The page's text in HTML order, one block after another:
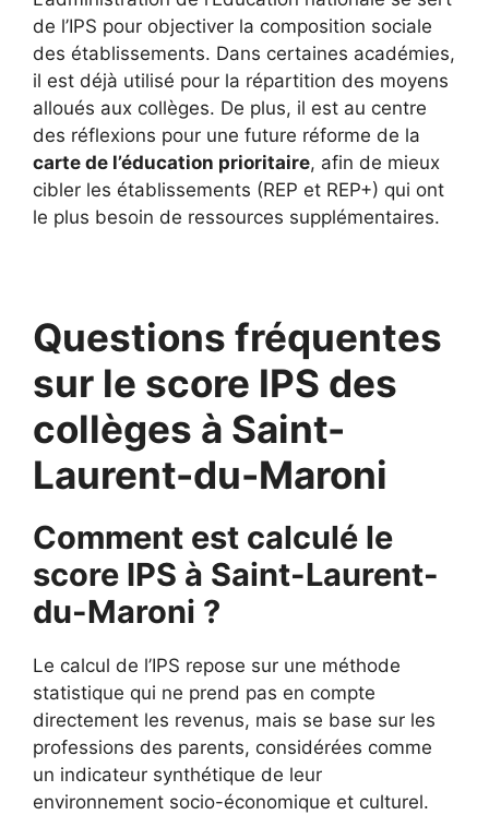
de l’IPS pour objectiver la composition sociale
des établissements. Dans certaines académies,
il est déjà utilisé pour la répartition des moyens
alloués aux collèges. De plus, il est au centre
des réflexions pour une future réforme de la
carte de l’éducation prioritaire, afin de mieux
cibler les établissements (REP et REP+) qui ont
le plus besoin de ressources supplémentaires.
Questions fréquentes
sur le score IPS des
collèges à Saint-
Laurent-du-Maroni
Comment est calculé le
score IPS à Saint-Laurent-
du-Maroni ?
Le calcul de l’IPS repose sur une méthode
statistique qui ne prend pas en compte
directement les revenus, mais se base sur les
professions des parents, considérées comme
un indicateur synthétique de leur
environnement socio-économique et culturel.